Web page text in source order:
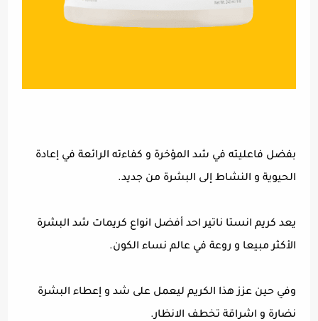
بفضل فاعليته في شد المؤخرة و كفاءته الرائعة في إعادة
الحيوية و النشاط إلى البشرة من جديد.
يعد كريم انستا ناتير احد أفضل انواع كريمات شد البشرة
الأكثر مبيعا و روعة في عالم نساء الكون.
وفي حين عزز هذا الكريم ليعمل على شد و إعطاء البشرة
نضارة و اشراقة تخطف الانظار.